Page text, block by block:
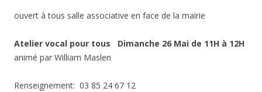
ouvert à tous salle associative en face de la mairie
Atelier vocal pour tous
Dimanche 26 Mai de 11H à 12H
animé par William Maslen
Renseignement: 03 85 24 67 12